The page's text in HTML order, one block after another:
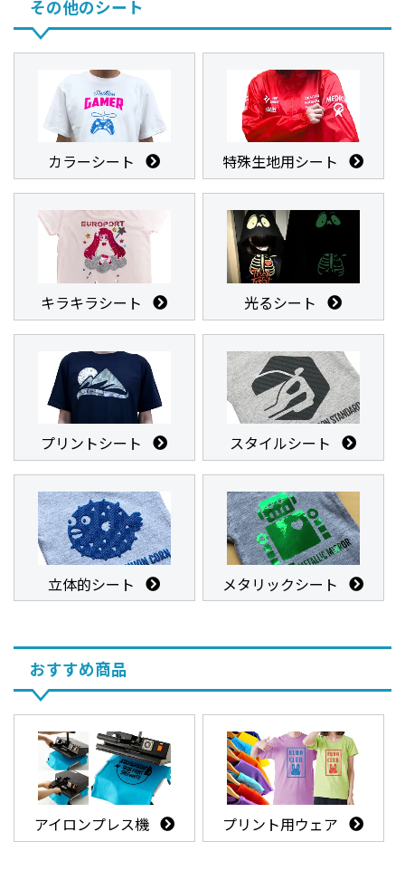
その他のシート
カラーシート 特殊生地用シート
キラキラシート 光るシート
プリントシート スタイルシート
立体的シート メタリックシート
おすすめ商品
アイロンプレス機 プリント用ウェア